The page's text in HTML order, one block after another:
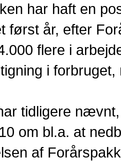
har haft en
først år, efter
flere i
i
tidligere
om bl.a. at
af